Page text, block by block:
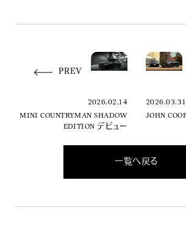
PREV
2026.02.14
MINI COUNTRYMAN SHADOW
EDITION デビュー
2026.03.31
JOHN
一覧へ戻る